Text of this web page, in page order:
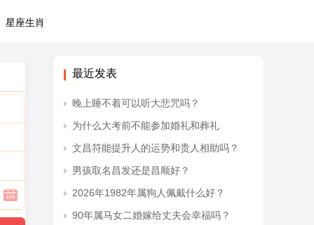
星座生肖
最近发表
晚上睡不着可以听大悲咒吗？
为什么大考前不能参加婚礼和葬礼
文昌符能提升人的运势和贵人相助吗？
男孩取名昌发还是昌顺好？
2026年1982年属狗人佩戴什么好？
90年属马女二婚嫁给丈夫会幸福吗？